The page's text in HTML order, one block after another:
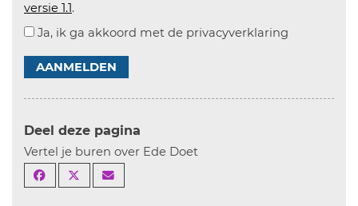
versie 1.1.
Ja, ik ga akkoord met de privacyverklaring
AANMELDEN
Deel deze pagina
Vertel je buren over Ede Doet